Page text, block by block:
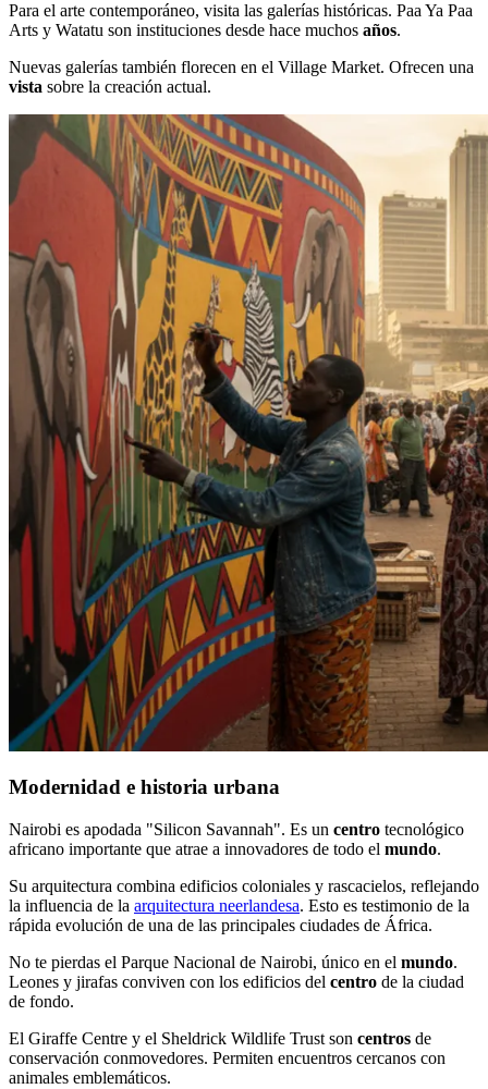
Para el arte contemporáneo, visita las galerías históricas. Paa Ya Paa
Arts y Watatu son instituciones desde hace muchos años.
Nuevas galerías también florecen en el Village Market. Ofrecen una
vista sobre la creación actual.
Modernidad e historia urbana
Nairobi es apodada "Silicon Savannah". Es un centro tecnológico
africano importante que atrae a innovadores de todo el mundo.
Su arquitectura combina edificios coloniales y rascacielos, reflejando
la influencia de la arquitectura neerlandesa. Esto es testimonio de la
rápida evolución de una de las principales ciudades de África.
No te pierdas el Parque Nacional de Nairobi, único en el mundo.
Leones y jirafas conviven con los edificios del centro de la ciudad
de fondo.
El Giraffe Centre y el Sheldrick Wildlife Trust son centros de
conservación conmovedores. Permiten encuentros cercanos con
animales emblemáticos.